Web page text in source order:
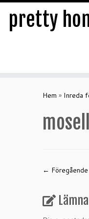
pretty
Hem » Inreda
← Föregående